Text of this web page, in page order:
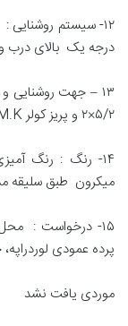
درجه یک بالای درب
۵/۲×۲ و پریز کولر M.K با جعبه تقسیم و مینیاتوری مجزا .
میکرون طبق سلیقه
۱۵- درخواست :
پرده عمودی
موردی یافت نشد